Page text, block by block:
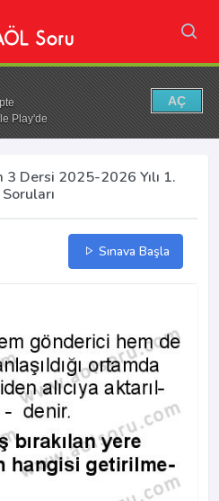
Play'de
AÇ
Dersi 2025-2026 Yılı 1.
Sınava Başla